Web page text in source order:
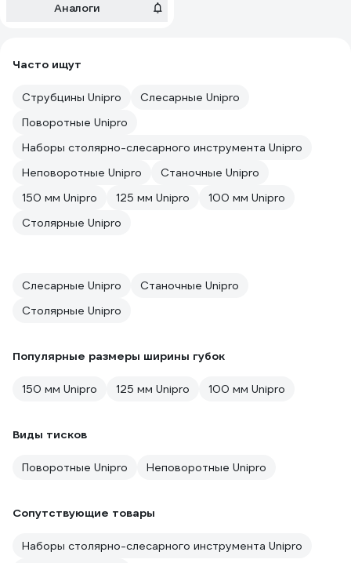
Аналоги
Часто ищут
Струбцины Unipro
Слесарные Unipro
Поворотные Unipro
Наборы столярно-слесарного инструмента Unipro
Неповоротные Unipro
Станочные Unipro
150 мм Unipro
125 мм Unipro
100 мм Unipro
Столярные Unipro
Слесарные Unipro
Станочные Unipro
Столярные Unipro
Популярные размеры ширины губок
150 мм Unipro 125 мм Unipro 100 мм Unipro
Виды тисков
Поворотные Unipro Неповоротные Unipro
Сопутствующие товары
Наборы столярно-слесарного инструмента Unipro